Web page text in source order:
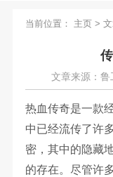
当前位置： 主页>
文章来源：鲁
热血传奇是一款
中已经流传了许
密，其中的隐藏
的存在。尽管许